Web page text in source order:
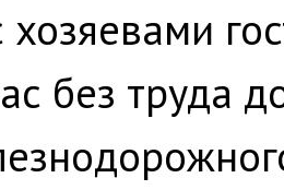
хозяевами
без труда